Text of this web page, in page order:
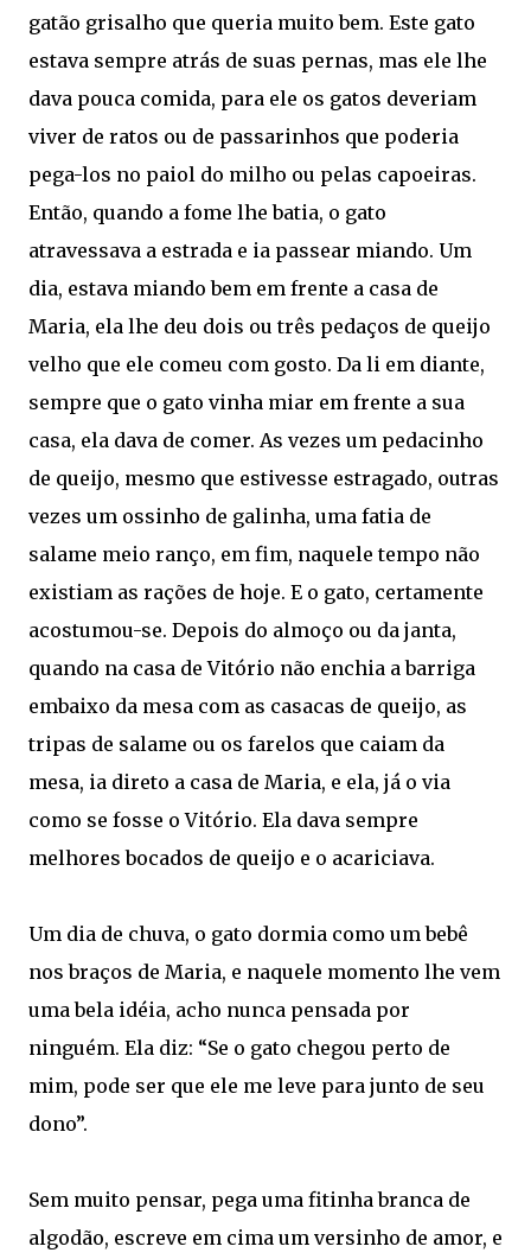
gatão grisalho que queria muito bem. Este gato
estava sempre atrás de suas pernas, mas ele lhe
dava pouca comida, para ele os gatos deveriam
viver de ratos ou de passarinhos que poderia
pega-los no paiol do milho ou pelas capoeiras.
Então, quando a fome lhe batia, o gato
atravessava a estrada e ia passear miando. Um
dia, estava miando bem em frente a casa de
Maria, ela lhe deu dois ou três pedaços de queijo
velho que ele comeu com gosto. Da li em diante,
sempre que o gato vinha miar em frente a sua
casa, ela dava de comer. As vezes um pedacinho
de queijo, mesmo que estivesse estragado, outras
vezes um ossinho de galinha, uma fatia de
salame meio ranço, em fim, naquele tempo não
existiam as rações de hoje. E o gato, certamente
acostumou-se. Depois do almoço ou da janta,
quando na casa de Vitório não enchia a barriga
embaixo da mesa com as casacas de queijo, as
tripas de salame ou os farelos que caiam da
mesa, ia direto a casa de Maria, e ela, já o via
como se fosse o Vitório. Ela dava sempre
melhores bocados de queijo e o acariciava.
Um dia de chuva, o gato dormia como um bebê
nos braços de Maria, e naquele momento lhe vem
uma bela idéia, acho nunca pensada por
ninguém. Ela diz: “Se o gato chegou perto de
mim, pode ser que ele me leve para junto de seu
dono”.
Sem muito pensar, pega uma fitinha branca de
algodão, escreve em cima um versinho de amor, e